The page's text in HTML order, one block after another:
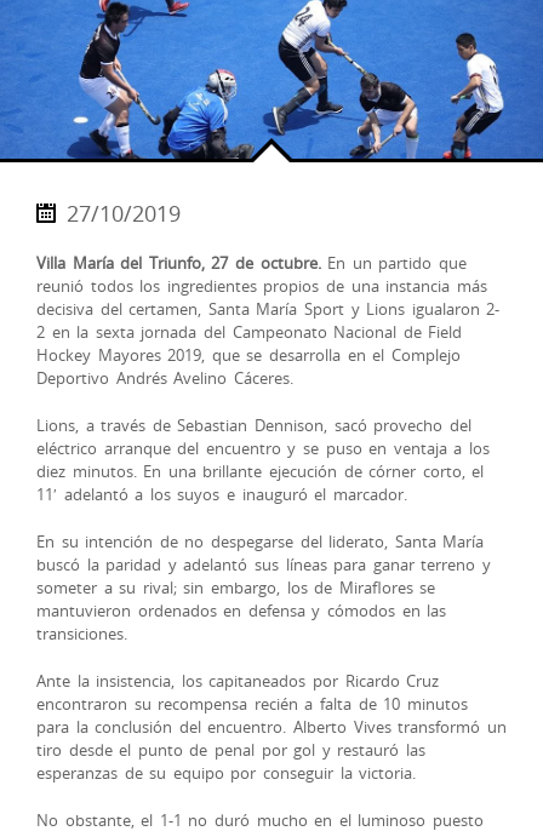
27/10/2019
Villa María del Triunfo, 27 de octubre.En un partido que
reunió todos los ingredientes propios de una instancia más
decisiva del certamen, Santa María Sport y Lions igualaron 2-
2 en la sexta jornada del Campeonato Nacional de Field
Hockey Mayores 2019, que se desarrolla en el Complejo
Deportivo Andrés Avelino Cáceres.
Lions, a través de Sebastian Dennison, sacó provecho del
eléctrico arranque del encuentro y se puso en ventaja a los
diez minutos. En una brillante ejecución de córner corto, el
11′ adelantó a los suyos e inauguró el marcador.
En su intención de no despegarse del liderato, Santa María
buscó la paridad y adelantó sus líneas para ganar terreno y
someter a su rival; sin embargo, los de Miraflores se
mantuvieron ordenados en defensa y cómodos en las
transiciones.
Ante la insistencia, los capitaneados por Ricardo Cruz
encontraron su recompensa recién a falta de 10 minutos
para la conclusión del encuentro. Alberto Vives transformó un
tiro desde el punto de penal por gol y restauró las
esperanzas de su equipo por conseguir la victoria.
No obstante, el 1-1 no duró mucho en el luminoso puesto